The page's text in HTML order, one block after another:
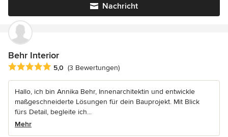
Nachricht
Behr Interior
Durchschnittliche Bewertung: 5 von 5 Sternen
5,0 (3 Bewertungen)
Hallo, ich bin Annika Behr, Innenarchitektin und entwickle
maßgeschneiderte Lösungen für dein Bauprojekt. Mit Blick
fürs Detail, begleite ich...
Mehr